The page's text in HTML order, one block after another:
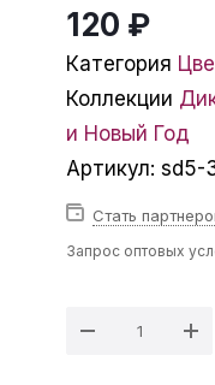
120 ₽
Категория
Коллекции
и Новый Год
Артикул: sd5-
Стать
Запрос оптовых